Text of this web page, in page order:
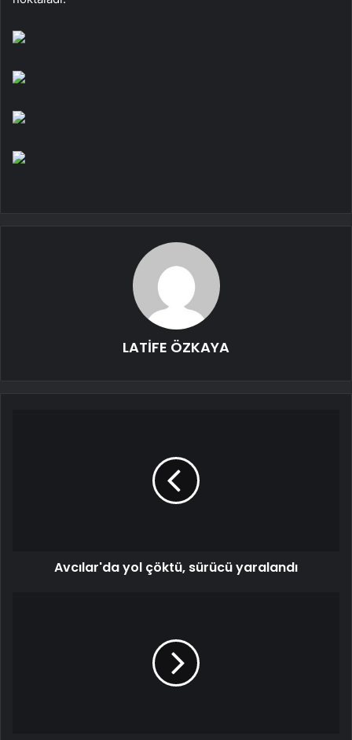
LATİFE ÖZKAYA
Avcılar'da yol çöktü, sürücü yaralandı